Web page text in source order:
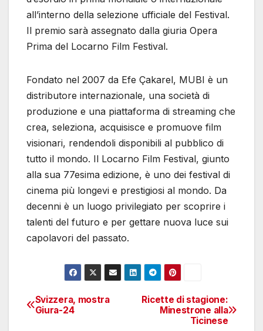
all’interno della selezione ufficiale del Festival.
Il premio sarà assegnato dalla giuria Opera
Prima del Locarno Film Festival.
Fondato nel 2007 da Efe Çakarel, MUBI è un
distributore internazionale, una società di
produzione e una piattaforma di streaming che
crea, seleziona, acquisisce e promuove film
visionari, rendendoli disponibili al pubblico di
tutto il mondo. Il Locarno Film Festival, giunto
alla sua 77esima edizione, è uno dei festival di
cinema più longevi e prestigiosi al mondo. Da
decenni è un luogo privilegiato per scoprire i
talenti del futuro e per gettare nuova luce sui
capolavori del passato.
Navigazione
Ricette di stagione:
Minestrone alla
Ticinese
Svizzera, mostra
Giura-24